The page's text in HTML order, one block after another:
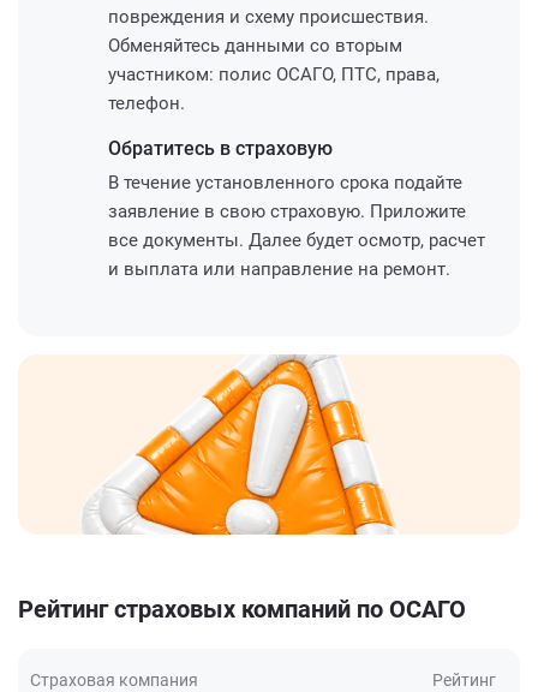
повреждения и схему происшествия.
Обменяйтесь данными со вторым
участником: полис ОСАГО, ПТС, права,
телефон.
Обратитесь в страховую
В течение установленного срока подайте
заявление в свою страховую. Приложите
все документы. Далее будет осмотр, расчет
и выплата или направление на ремонт.
Рейтинг страховых компаний по ОСАГО
Страховая компания Рейтинг